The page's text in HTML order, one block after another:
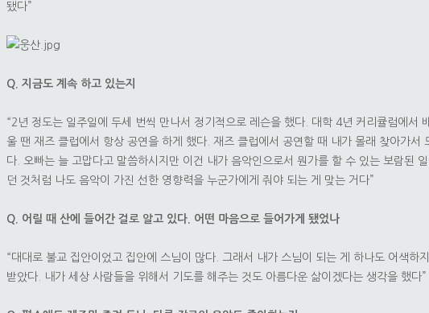
됐다”
Q. 지금도 계속 하고 있는지
“2년 정도는 일주일에 두세 번씩 만나서 정기적으로 레슨을 했다. 대학 4년 커리큘럼에
울 땐 재즈 클럽에서 항상 공연을 하게 했다. 재즈 클럽에서 공연할 때 내가 몰래 찾아가
다. 오빠는 늘 고맙다고 말씀하시지만 이건 내가 음악인으로서 뭔가를 할 수 있는 보람된
던 것처럼 나도 음악이 가진 선한 영향력을 누군가에게 줘야 되는 게 맞는 거다”
Q. 어릴 때 산에 들어간 걸로 알고 있다. 어떤 마음으로 들어가게 됐었나
“대대로 불교 집안이었고 집안에 스님이 많다. 그래서 내가 스님이 되는 게 하나도 어색
받았다. 내가 세상 사람들을 위해서 기도를 해주는 것도 아름다운 삶이겠다는 생각을 했다”